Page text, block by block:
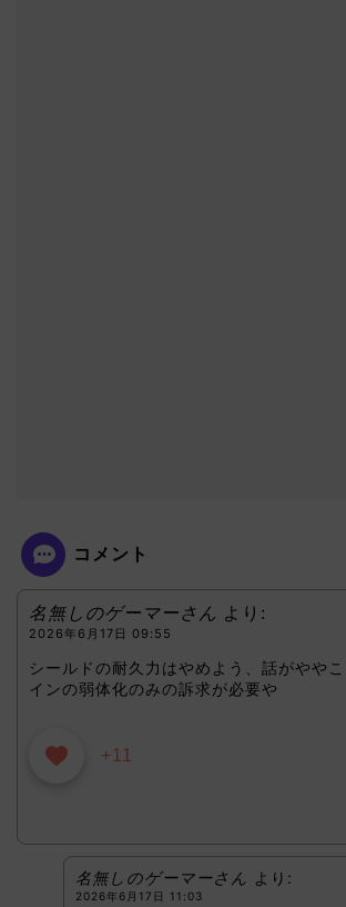
コメント
名無しのゲーマーさん より:
2026年6月17日 09:55
シールドの耐久力はやめよう、話がやや
インの弱体化のみの訴求が必要や
+11
名無しのゲーマーさん より:
2026年6月17日 11:03